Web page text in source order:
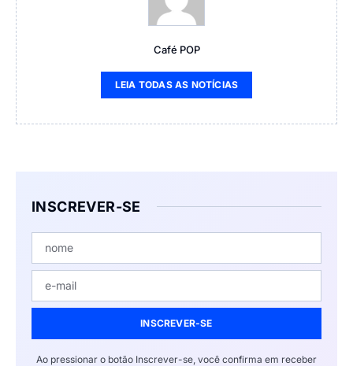
Café POP
LEIA TODAS AS NOTÍCIAS
INSCREVER-SE
INSCREVER-SE
Ao pressionar o botão Inscrever-se, você confirma em receber